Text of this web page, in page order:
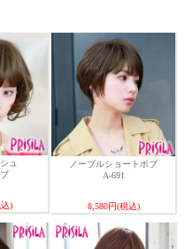
ュ
)
ノーブルショートボブ
A-691
8,580円(税込)